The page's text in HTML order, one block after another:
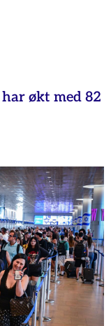
økt med 82